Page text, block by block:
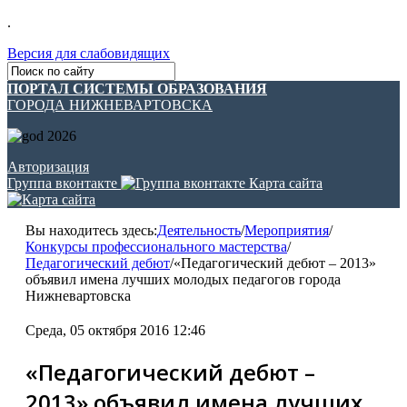
.
Версия для слабовидящих
ПОРТАЛ СИСТЕМЫ ОБРАЗОВАНИЯ
ГОРОДА НИЖНЕВАРТОВСКА
Авторизация
Группа вконтакте
Карта сайта
Вы находитесь здесь:Деятельность/Мероприятия/
Конкурсы профессионального мастерства/
Педагогический дебют/«Педагогический дебют – 2013»
объявил имена лучших молодых педагогов города
Нижневартовска
Среда, 05 октября 2016 12:46
«Педагогический дебют –